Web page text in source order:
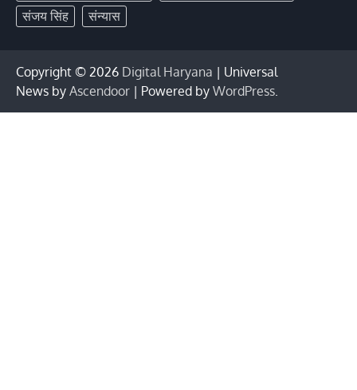
संजय सिंह
संन्यास
Copyright © 2026 Digital Haryana | Universal
News by Ascendoor | Powered by WordPress